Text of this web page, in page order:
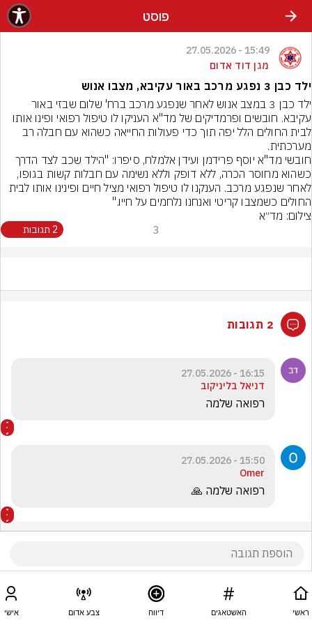
פוסט
15:49 - 27.05.2026
מגן דוד אדום
ילד כבן 3 נפגע מרכב באור עקיבא, מצבו אנוש
לבית החולים הלל יפה תוך כדי פעולות החייאה כשהוא עם חבלה רב
מערכתית.
החולים כשמצבו קריטי ואנחנו נלחמים על חייו."
צילום: מד״א
3 2 תגובות
2 תגובות
16:15 - 27.05.2026
דניאל בליניקוב
רפואה שלמה
15:50 - 27.05.2026
Omer
רפואה שלמה 🙏
ראשי האשטאגים דיווח צבע אדום אישי